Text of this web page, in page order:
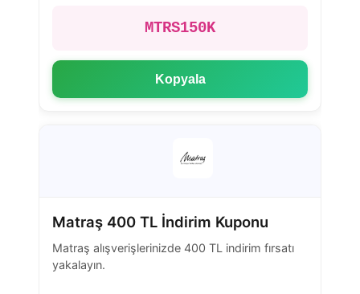
MTRS150K
Kopyala
Matraş 400 TL İndirim Kuponu
Matraş alışverişlerinizde 400 TL indirim fırsatı
yakalayın.